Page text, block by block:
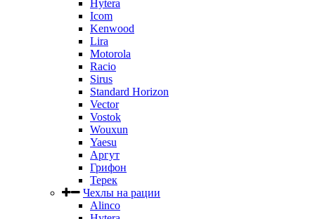
Hytera
Icom
Kenwood
Lira
Motorola
Racio
Sirus
Standard Horizon
Vector
Vostok
Wouxun
Yaesu
Аргут
Грифон
Терек
Чехлы на рации
Alinco